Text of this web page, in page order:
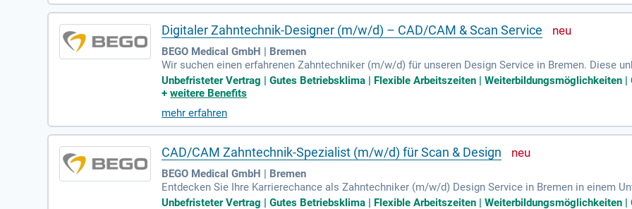
ben Sie sich jetzt und bringen Sie Ihre Karriere auf das nächste Level!
Digitaler Zahntechnik-Designer (m/w/d) – CAD/CAM & Scan Service
BEGO Medical GmbH | Bremen
Wir suchen einen erfahrenen Zahntechniker (m/w/d) für unseren Design Service in Bremen. Diese
nen und Designen prothetischer Lösungen mit CAD-Software wie 3Shape und Exocad. Zu Ihren
ion und die Qualitätskontrolle der gefertigten Produkte. Idealerweise bringen Sie mindestens zwei
tive Lösungen in einem modernen Arbeitsumfeld!
Unbefristeter Vertrag | Gutes Betriebsklima | Flexible Arbeitszeiten | Weiterbildungsmöglichkeiten
+weitere Benefits
mehr erfahren
CAD/CAM Zahntechnik-Spezialist (m/w/d) für Scan & Design
BEGO Medical GmbH | Bremen
Entdecken Sie Ihre Karrierechance als Zahntechniker (m/w/d) Design Service in Bremen in einem
rtise. Als Pionier in Implantologie, Prothetik und CAD/CAM-Technologie gestalten wir den
Unbefristeter Vertrag | Gutes Betriebsklima | Flexible Arbeitszeiten | Weiterbildungsmöglichkeiten